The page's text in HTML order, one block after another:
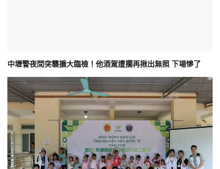
中壢警夜間突襲擴大臨檢！他酒駕遭攔再揪出無照 下場慘了